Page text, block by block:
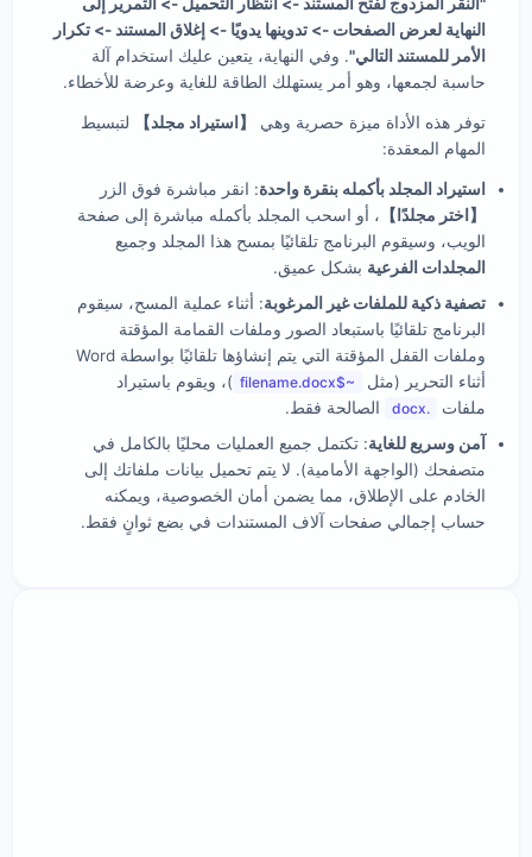
النهاية لعرض الصفحات -> تدوينها يدويًا -> إغلاق المستند -> تكرار
الأمر للمستند التالي". وفي النهاية، يتعين عليك استخدام آلة
حاسبة لجمعها، وهو أمر يستهلك الطاقة للغاية وعرضة للأخطاء.
توفر هذه الأداة ميزة حصرية وهي 【استيراد مجلد】
لتبسيط
المهام المعقدة:
استيراد المجلد بأكمله بنقرة واحدة: انقر مباشرة فوق الزر
【اختر مجلدًا】 ، أو اسحب المجلد بأكمله مباشرة إلى صفحة
الويب، وسيقوم البرنامج تلقائيًا بمسح هذا المجلد وجميع
المجلدات الفرعية بشكل عميق.
تصفية ذكية للملفات غير المرغوبة: أثناء عملية المسح، سيقوم
البرنامج تلقائيًا باستبعاد الصور وملفات القمامة المؤقتة
وملفات القفل المؤقتة التي يتم إنشاؤها تلقائيًا بواسطة Word
أثناء التحرير (مثل
~$filename.docx
)، ويقوم باستيراد
ملفات
.docx
الصالحة فقط.
آمن وسريع للغاية: تكتمل جميع العمليات محليًا بالكامل في
متصفحك (الواجهة الأمامية). لا يتم تحميل بيانات ملفاتك إلى
الخادم على الإطلاق، مما يضمن أمان الخصوصية، ويمكنه
حساب إجمالي صفحات آلاف المستندات في بضع ثوانٍ فقط.